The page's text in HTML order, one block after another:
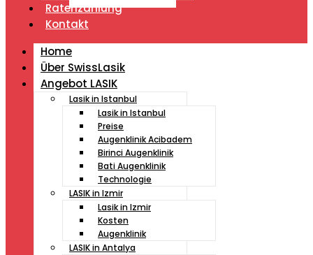
Ratenzahlung
Kontakt
Home
Über SwissLasik
Angebot LASIK
Lasik in Istanbul
Lasik in Istanbul
Preise
Augenklinik Acibadem
Birinci Augenklinik
Bati Augenklinik
Technologie
LASIK in Izmir
Lasik in Izmir
Kosten
Augenklinik
LASIK in Antalya